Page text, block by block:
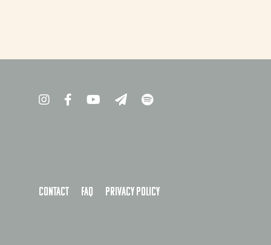
Contact FAQ Privacy policy